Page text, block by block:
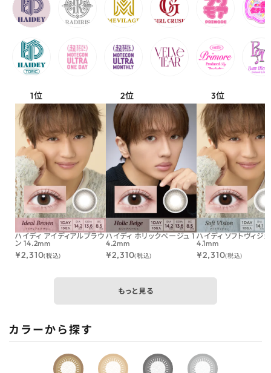
ハイディ アイディアルブラウ
ン 14.2mm
¥2,310(税込)
ハイディ ホリックベージュ 1
4.2mm
¥2,310(税込)
ハイディ ソフトヴィジ
4.1mm
¥2,310(税込)
もっと見る
カラーから探す